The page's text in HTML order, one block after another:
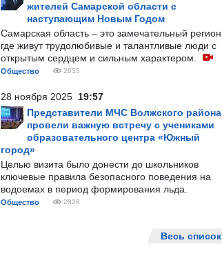
жителей Самарской области с
наступающим Новым Годом
Самарская область – это замечательный регион,
где живут трудолюбивые и талантливые люди с
открытым сердцем и сильным характером.
Общество 2655
28 ноября 2025 19:57
Представители МЧС Волжского района
провели важную встречу с учениками
образовательного центра «Южный
город»
Целью визита было донести до школьников
ключевые правила безопасного поведения на
водоемах в период формирования льда.
Общество 2828
Весь список